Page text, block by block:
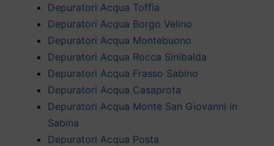
Depuratori Acqua Toffia
Depuratori Acqua Borgo Velino
Depuratori Acqua Montebuono
Depuratori Acqua Rocca Sinibalda
Depuratori Acqua Frasso Sabino
Depuratori Acqua Casaprota
Depuratori Acqua Monte San Giovanni in
Sabina
Depuratori Acqua Posta